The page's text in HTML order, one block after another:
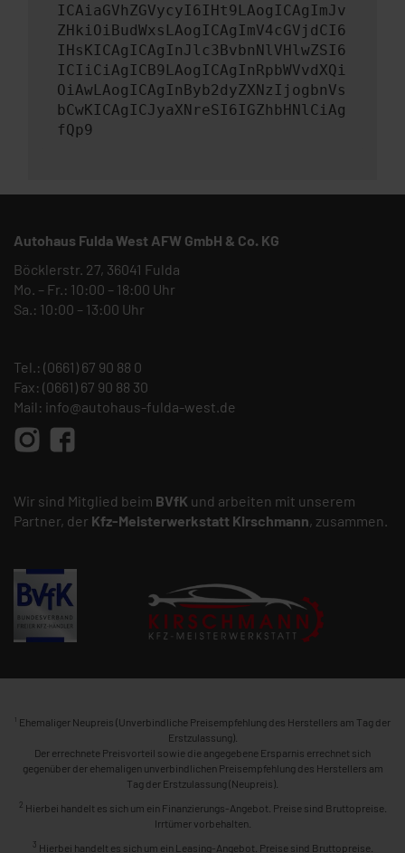
ICAiaGVhZGVycyI6IHt9LAogICAgImJv
ZHkiOiBudWxsLAogICAgImV4cGVjdCI6
IHsKICAgICAgInJlc3BvbnNlVHlwZSI6
ICIiCiAgICB9LAogICAgInRpbWVvdXQi
OiAwLAogICAgInByb2dyZXNzIjogbnVs
bCwKICAgICJyaXNreSI6IGZhbHNlCiAg
fQp9
Autohaus Fulda West AFW GmbH & Co. KG
Böcklerstr. 27, 36041 Fulda
Mo. – Fr.: 10:00 – 18:00 Uhr
Sa.: 10:00 – 13:00 Uhr
Tel.: (0661) 67 90 88 0
Fax: (0661) 67 90 88 30
Mail: info@autohaus-fulda-west.de
Wir sind Mitglied beim BVfK und arbeiten mit unserem
Partner, der Kfz-Meisterwerkstatt Kirschmann, zusammen.
1 Ehemaliger Neupreis (Unverbindliche Preisempfehlung des Herstellers am Tag der
Erstzulassung).
Der errechnete Preisvorteil sowie die angegebene Ersparnis errechnet sich
gegenüber der ehemaligen unverbindlichen Preisempfehlung des Herstellers am
Tag der Erstzulassung (Neupreis).
2 Hierbei handelt es sich um ein Finanzierungs-Angebot. Preise sind Bruttopreise.
Irrtümer vorbehalten.
3 Hierbei handelt es sich um ein Leasing-Angebot. Preise sind Bruttopreise.